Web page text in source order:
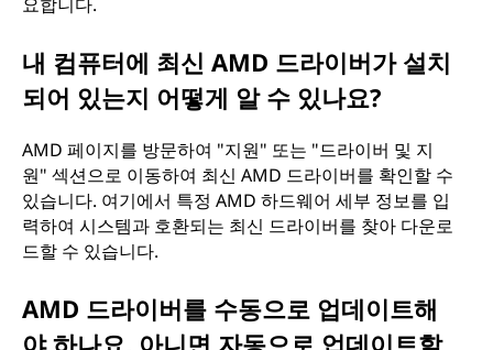
엇
이
며
내
컴
퓨
내 컴퓨터에 최신 AMD 드라이버가 설치
되어 있는지 어떻게 알 수 있나요?
AMD 페이지를 방문하여 "지원" 또는 "드라이버 및 지
원" 섹션으로 이동하여 최신 AMD 드라이버를 확인할 수
있습니다. 여기에서 특정 AMD 하드웨어 세부 정보를 입
력하여 시스템과 호환되는 최신 드라이버를 찾아 다운로
드할 수 있습니다.
AMD 드라이버를 수동으로 업데이트해
야 하나요, 아니면 자동으로 업데이트할